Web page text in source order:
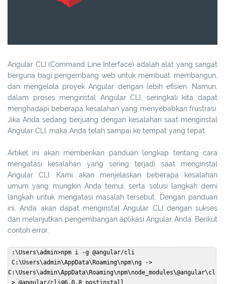
Angular CLI (Command Line Interface) adalah alat yang sangat
berguna bagi pengembang web untuk membuat, membangun,
dan mengelola proyek Angular dengan lebih efisien. Namun,
dalam proses menginstal Angular CLI, seringkali kita dapat
menghadapi beberapa kesalahan yang menyebabkan frustrasi.
Jika Anda sedang berjuang dengan kesalahan saat menginstal
Angular CLI, maka Anda telah sampai ke tempat yang tepat.
Artikel ini akan memberikan panduan lengkap tentang cara
mengatasi kesalahan yang sering terjadi saat menginstal
Angular CLI. Kami akan menjelaskan beberapa kesalahan
umum yang mungkin Anda temui, serta solusi langkah demi
langkah untuk mengatasi masalah tersebut. Dengan panduan
ini, Anda akan dapat menginstal Angular CLI dengan sukses
dan melanjutkan pengembangan aplikasi Angular Anda. Berikut
contoh error: